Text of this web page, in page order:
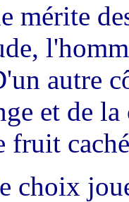
mérite
autre
et de
fruit
choix